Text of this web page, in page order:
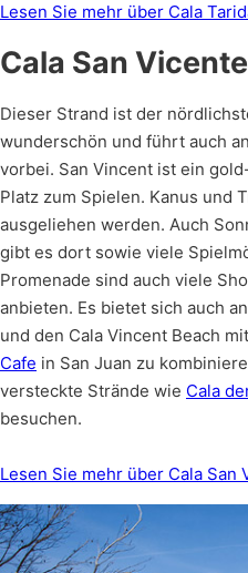
Lesen Sie mehr über Cala
Cala San Vicente
Dieser Strand ist der
wunderschön und führt auch
vorbei. San Vincent ist ein
Platz zum Spielen. Kanus und
ausgeliehen werden. Auch
gibt es dort sowie viele
Promenade sind auch viele
anbieten. Es bietet sich auch
und den Cala Vincent Beach
Cafe in San Juan zu
versteckte Strände wie Cala
besuchen.
Lesen Sie mehr über Cala San